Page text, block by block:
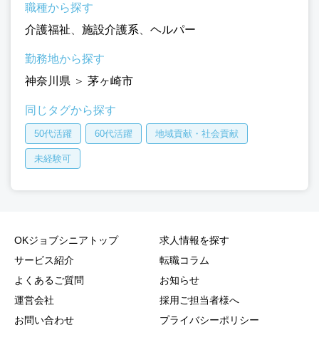
職種から探す
介護福祉
施設介護系 ヘルパー
勤務地から探す
神奈川県 ＞ 茅ヶ崎市
同じタグから探す
50代活躍 60代活躍 地域貢献・社会貢献
未経験可
OKジョブシニアトップ
サービス紹介
よくあるご質問
運営会社
お問い合わせ
求人情報を探す
転職コラム
お知らせ
採用ご担当者様へ
プライバシーポリシー